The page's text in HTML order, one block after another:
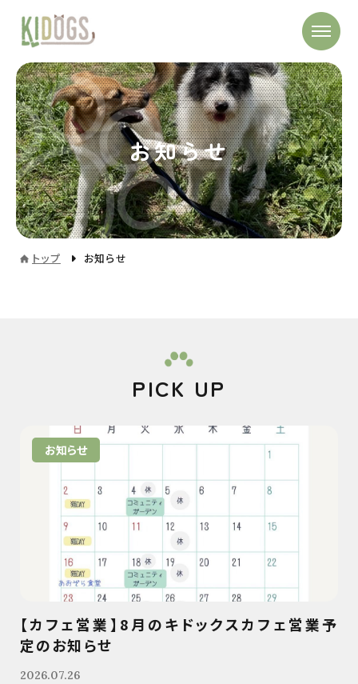
お知らせ
トップ お知らせ
PICK UP
お知らせ
【カフェ営業】8月のキドックスカフェ営業予
定のお知らせ
2026.07.26